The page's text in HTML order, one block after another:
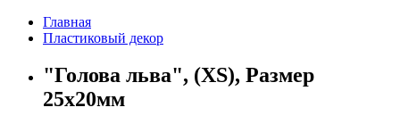
Главная
Пластиковый декор
"Голова льва", (XS), Размер
25х20мм